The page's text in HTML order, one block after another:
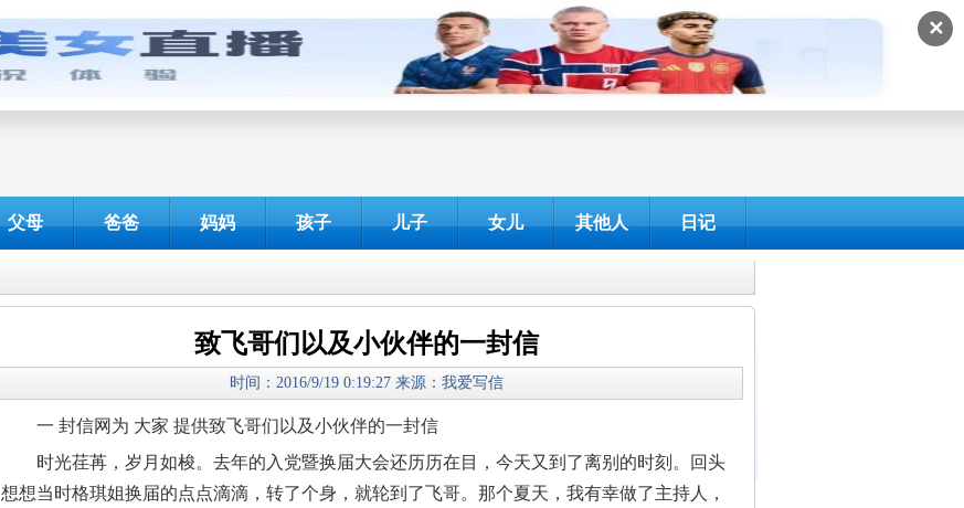
✕
父母 爸爸 妈妈 孩子 儿子 女儿 其他人 日记
致飞哥们以及小伙伴的一封信
时间：2016/9/19 0:19:27 来源：我爱写信
一 封信网为 大家 提供致飞哥们以及小伙伴的一封信
时光荏苒，岁月如梭。去年的入党暨换届大会还历历在目，今天又到了离别的时刻。回头
想想当时格琪姐换届的点点滴滴，转了个身，就轮到了飞哥。那个夏天，我有幸做了主持人，